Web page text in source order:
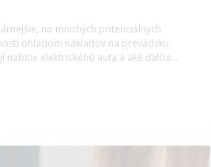
no mnohých potenciálnych
ohľadom nákladov na prevádzku.
nabitie elektrického auta a aké ďalšie
komplexný prehľad, ktorý vám